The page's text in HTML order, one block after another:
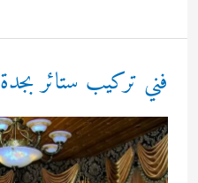
تركيب
وربطها
مع
الهاتف
فني تركيب ستائر بجدة